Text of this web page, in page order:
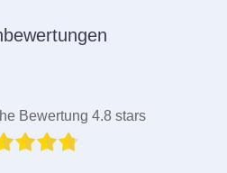
Bewertung 4.8 stars